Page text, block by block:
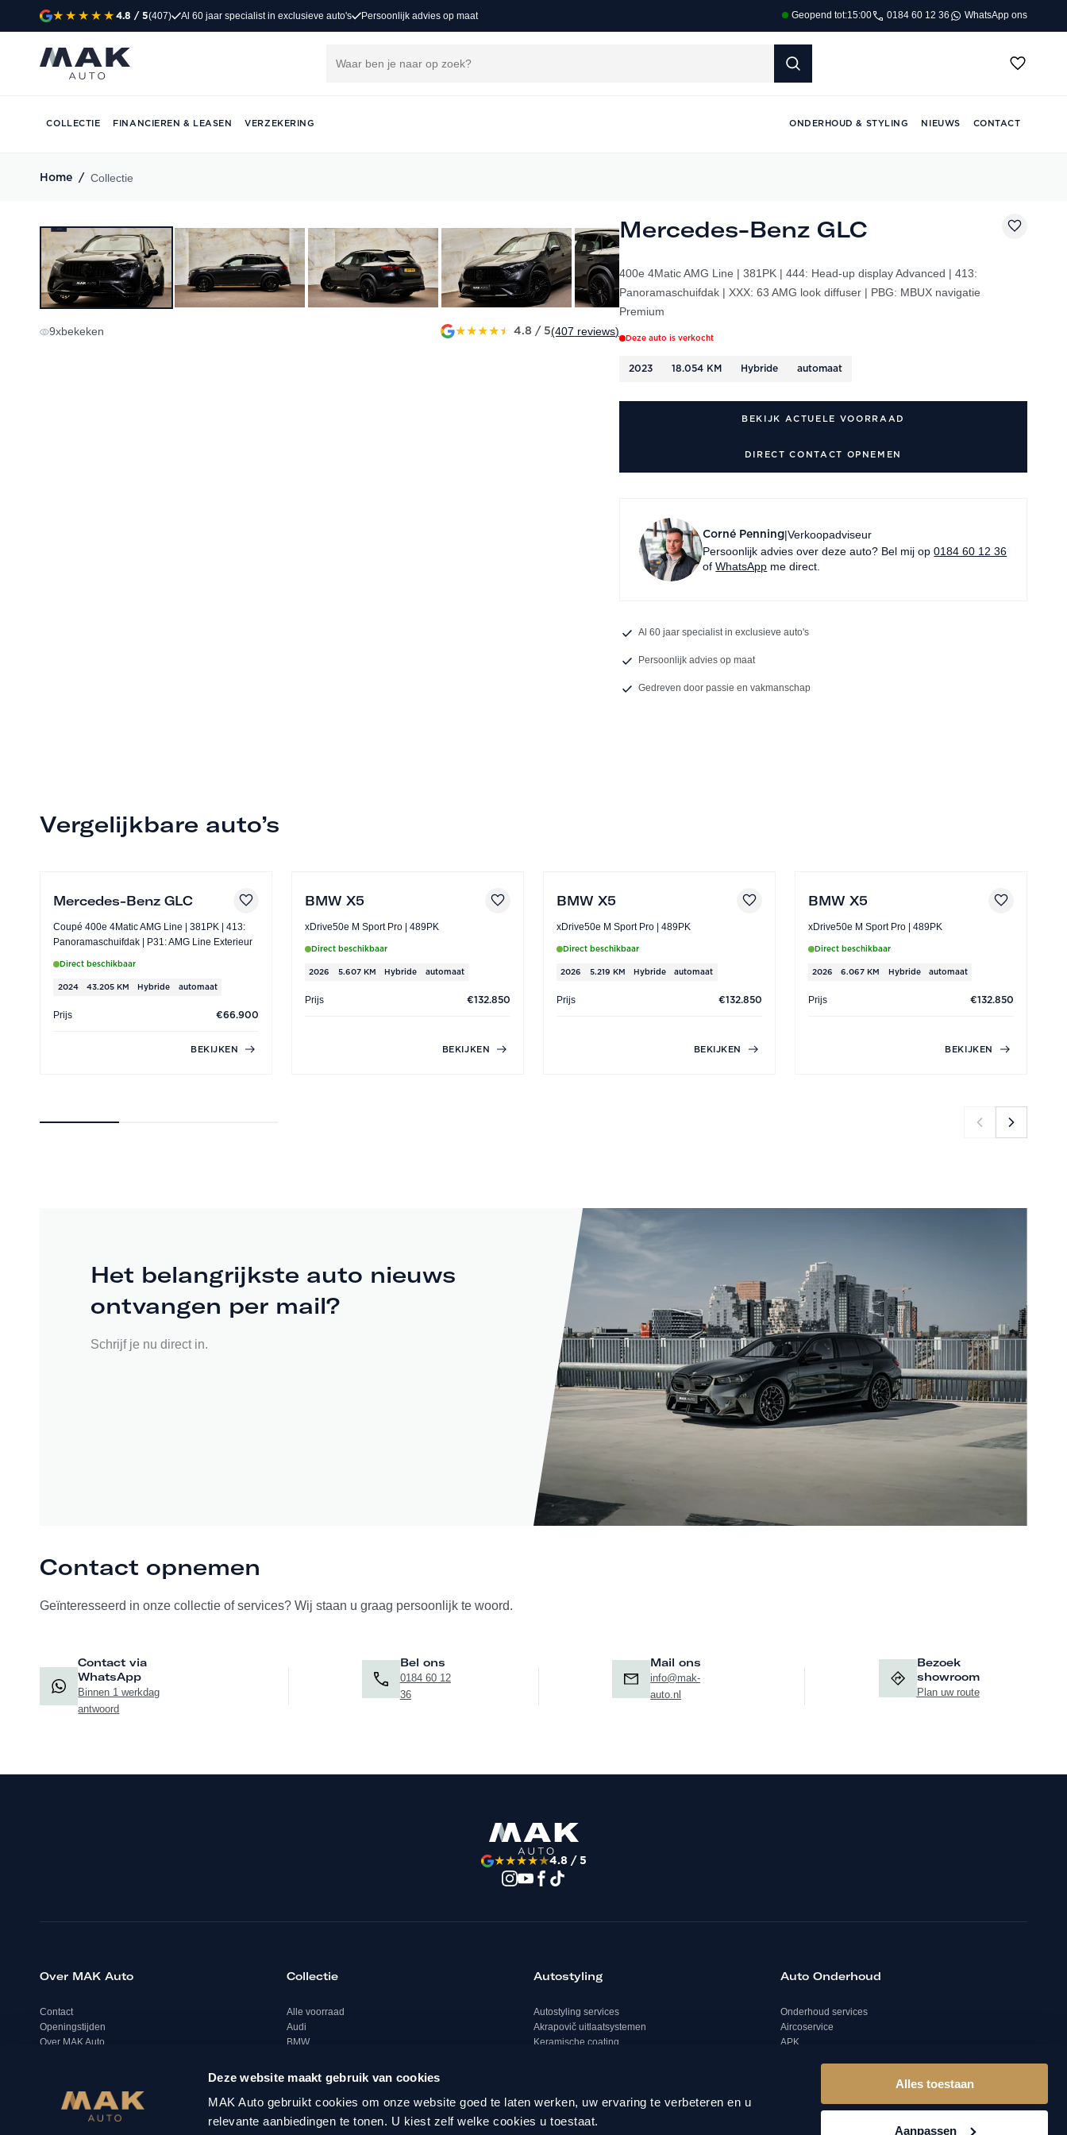
Deze website maakt gebruik van cookies
MAK Auto gebruikt cookies om onze website goed te laten werken, uw ervaring te verbeteren en u
relevante aanbiedingen te tonen. U kiest zelf welke cookies u toestaat.
Alles toestaan
Aanpassen
4.8 / 5(407) Al 60 jaar specialist in exclusieve auto's Persoonlijk advies op maat Geopend tot:15:00 0184 60 12 36 WhatsApp ons
COLLECTIE FINANCIEREN & LEASEN VERZEKERING ONDERHOUD & STYLING NIEUWS CONTACT
Home / Collectie
9xbekeken ★★★★★ 4.8 / 5(407 reviews)
Mercedes-Benz GLC
400e 4Matic AMG Line | 381PK | 444: Head-up display Advanced | 413:
Panoramaschuifdak | XXX: 63 AMG look diffuser | PBG: MBUX navigatie
Premium
Deze auto is verkocht
2023 18.054 KM Hybride automaat
BEKIJK ACTUELE VOORRAAD
DIRECT CONTACT OPNEMEN
Corné Penning|Verkoopadviseur
Persoonlijk advies over deze auto? Bel mij op0184 60 12 36
ofWhatsApp me direct.
Al 60 jaar specialist in exclusieve auto's
Persoonlijk advies op maat
Gedreven door passie en vakmanschap
Vergelijkbare auto’s
Mercedes-Benz GLC
Coupé 400e 4Matic AMG Line | 381PK | 413:
Panoramaschuifdak | P31: AMG Line Exterieur
Direct beschikbaar
2024 43.205 KM Hybride automaat
Prijs €66.900
BEKIJKEN
BMW X5
xDrive50e M Sport Pro | 489PK
Direct beschikbaar
2026 5.607 KM Hybride automaat
Prijs €132.850
BEKIJKEN
BMW X5
xDrive50e M Sport Pro | 489PK
Direct beschikbaar
2026 5.219 KM Hybride automaat
Prijs €132.850
BEKIJKEN
BMW X5
xDrive50e M Sport Pro | 489PK
Direct beschikbaar
2026 6.067 KM Hybride automaat
Prijs €132.850
BEKIJKEN
Het belangrijkste auto nieuws
ontvangen per mail?
Schrijf je nu direct in.
Contact opnemen
Geïnteresseerd in onze collectie of services? Wij staan u graag persoonlijk te woord.
Contact via
WhatsApp
Binnen 1 werkdag
antwoord
Bel ons
0184 60 12
36
Mail ons
info@mak-
auto.nl
Bezoek
showroom
Plan uw route
★★★★★4.8 / 5
Over MAK Auto
Contact
Openingstijden
Over MAK Auto
Collectie
Alle voorraad
Audi
BMW
Volkswagen
Autostyling
Autostyling services
Akrapovič uitlaatsystemen
Keramische coating
Wielen & Remklauwen
Auto Onderhoud
Onderhoud services
Aircoservice
APK
Auto diagnose